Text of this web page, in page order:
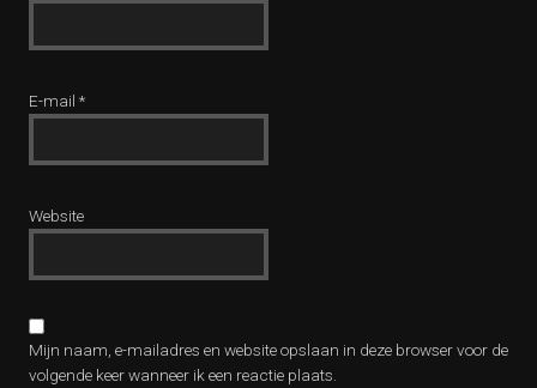
E-mail *
Website
Mijn naam, e-mailadres en website opslaan in deze browser voor de
volgende keer wanneer ik een reactie plaats.